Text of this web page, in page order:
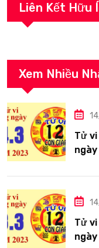
Liên Kết Hữu
Xem Nhiều
Tử vi
Tử vi